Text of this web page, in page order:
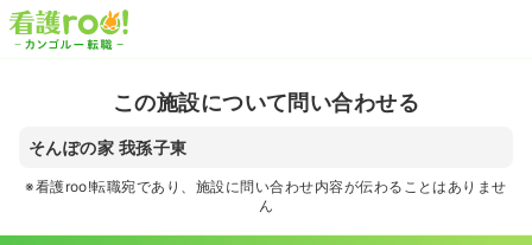
この施設について問い合わせる
そんぽの家 我孫子東
※看護roo!転職宛であり、施設に問い合わせ内容が伝わることはありませ
ん